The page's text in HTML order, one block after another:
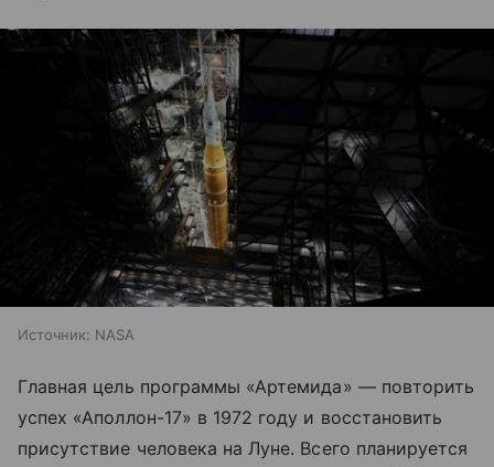
Источник: NASA
Главная цель программы «Артемида» — повторить
успех «Аполлон-17» в 1972 году и восстановить
присутствие человека на Луне. Всего планируется